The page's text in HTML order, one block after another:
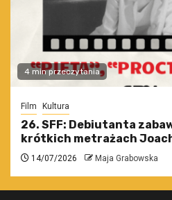
4 min przeczytania
Film Kultura
26. SFF: Debiutanta
krótkich metrażach
14/07/2026 Maja Grabowska